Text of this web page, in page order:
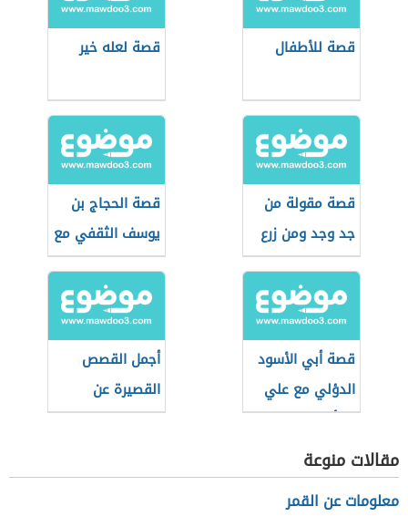
قصة للأطفال قصة لعله خير
قصة مقولة من
جد وجد ومن زرع
حصد
قصة الحجاج بن
يوسف الثقفي مع
هند بنت المهلب
قصة أبي الأسود
الدؤلي مع علي
بن أبي طالب
أجمل القصص
القصيرة عن
التفاؤل
مقالات منوعة
معلومات عن القمر